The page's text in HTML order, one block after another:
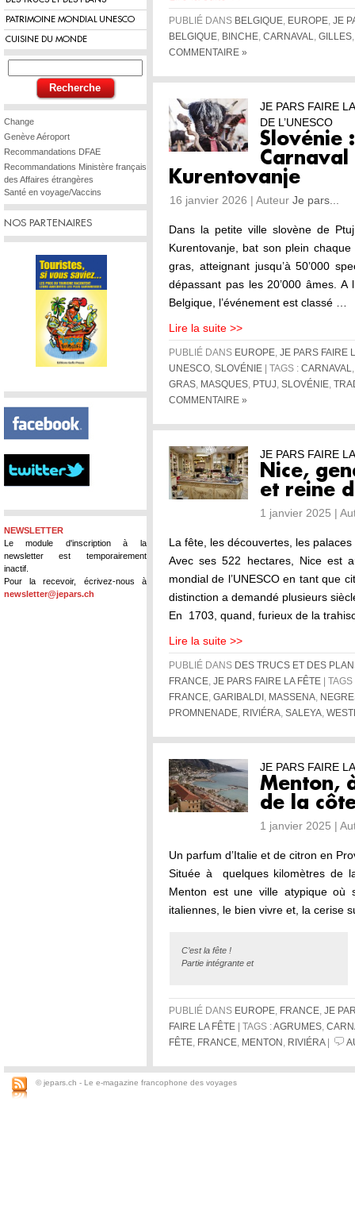
PATRIMOINE MONDIAL UNESCO
CUISINE DU MONDE
Change
Genève Aéroport
Recommandations DFAE
Recommandations Ministère français
des Affaires étrangères
Santé en voyage/Vaccins
NOS PARTENAIRES
NEWSLETTER
Le module d'inscription à la
newsletter est temporairement
inactif.
Pour la recevoir, écrivez-nous à
newsletter@jepars.ch
PUBLIÉ DANS BELGIQUE EUROPE JE
BELGIQUE
BINCHE CARNAVAL GILLES
COMMENTAIRE »
JE PARS FAIRE
DE L’UNESCO
Slovénie
Carnaval
Kurentovanje
16 janvier 2026 | Auteur Je pars...
Dans la petite ville slovène de
Kurentovanje, bat son plein
gras, atteignant jusqu’à 50’000
dépassant pas les 20’000 âmes. A
Belgique, l’événement est classé …
Lire la suite >>
PUBLIÉ DANS EUROPE JE PARS FAIRE
UNESCO SLOVÉNIE | TAGS : CARNAVAL
GRAS
MASQUES PTUJ SLOVÉNIE
COMMENTAIRE »
JE PARS FAIRE
Nice,
et reine
1 janvier 2025 |
La fête, les découvertes, les
Avec ses 522 hectares, Nice est
mondial de l’UNESCO en tant que
distinction a demandé plusieurs
En 1703, quand, furieux de la
Lire la suite >>
PUBLIÉ DANS DES TRUCS ET DES
FRANCE JE PARS FAIRE LA FÊTE |
FRANCE GARIBALDI MASSENA
PROMNENADE
RIVIÉRA SALEYA
JE PARS FAIRE
Menton,
de la
1 janvier 2025 |
Un parfum d’Italie et de citron en
Située à quelques kilomètres de
Menton est une ville atypique où
italiennes, le bien vivre et, la cerise
C’est la fête !
Partie intégrante et
PUBLIÉ DANS EUROPE FRANCE JE
FAIRE LA FÊTE | TAGS :AGRUMES
FÊTE
FRANCE MENTON RIVIÉRA|
© jepars.ch - Le e-magazine francophone des voyages